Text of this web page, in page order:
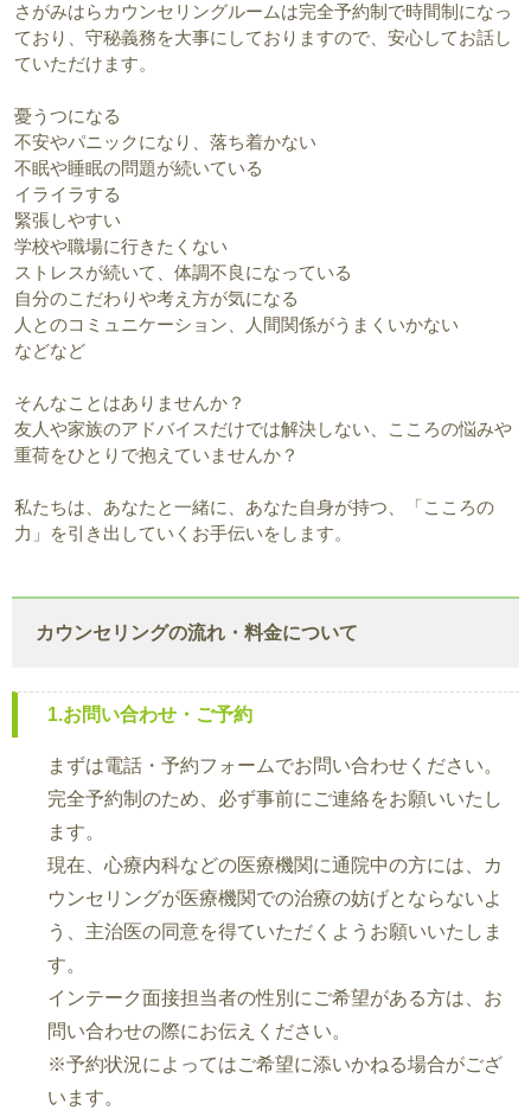
さがみはらカウンセリングルームは完全予約制で時間制になっ
ており、守秘義務を大事にしておりますので、安心してお話し
ていただけます。
憂うつになる
不安やパニックになり、落ち着かない
不眠や睡眠の問題が続いている
イライラする
緊張しやすい
学校や職場に行きたくない
ストレスが続いて、体調不良になっている
自分のこだわりや考え方が気になる
人とのコミュニケーション、人間関係がうまくいかない
などなど
そんなことはありませんか？
友人や家族のアドバイスだけでは解決しない、こころの悩みや
重荷をひとりで抱えていませんか？
私たちは、あなたと一緒に、あなた自身が持つ、「こころの
力」を引き出していくお手伝いをします。
カウンセリングの流れ・料金について
1.お問い合わせ・ご予約
まずは電話・予約フォームでお問い合わせください。
完全予約制のため、必ず事前にご連絡をお願いいたし
ます。
現在、心療内科などの医療機関に通院中の方には、カ
ウンセリングが医療機関での治療の妨げとならないよ
う、主治医の同意を得ていただくようお願いいたしま
す。
インテーク面接担当者の性別にご希望がある方は、お
問い合わせの際にお伝えください。
※予約状況によってはご希望に添いかねる場合がござ
います。